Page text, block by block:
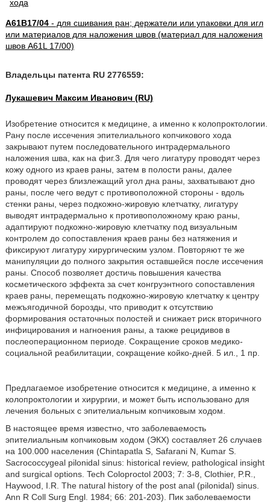
A61B17/04- для сшивания ран; держатели или упаковки для игл
или материалов для наложения швов (материал для наложения
швов A61L 17/00)
Владельцы патента RU 2776559:
Лукашевич Максим Иванович (RU)
Изобретение относится к медицине, а именно к колопроктологии.
Рану после иссечения эпителиального копчикового хода
закрывают путем последовательного интрадермального
наложения шва, как на фиг.3. Для чего лигатуру проводят через
кожу одного из краев раны, затем в полости раны, далее
проводят через близлежащий угол дна раны, захватывают дно
раны, после чего ведут с противоположной стороны - вдоль
стенки раны, через подкожно-жировую клетчатку, лигатуру
выводят интрадермально к противоположному краю раны,
адаптируют подкожно-жировую клетчатку под визуальным
контролем до сопоставления краев раны без натяжения и
фиксируют лигатуру хирургическим узлом. Повторяют те же
манипуляции до полного закрытия оставшейся после иссечения
раны. Способ позволяет достичь повышения качества
косметического эффекта за счет конгруэнтного сопоставления
краев раны, перемещать подкожно-жировую клетчатку к центру
межъягодичной борозды, что приводит к отсутствию
формирования остаточных полостей и снижает риск вторичного
инфицирования и нагноения раны, а также рецидивов в
послеоперационном периоде. Сокращение сроков медико-
социальной реабилитации, сокращение койко-дней. 5 ил., 1 пр.
Предлагаемое изобретение относится к медицине, а именно к
колопроктологии и хирургии, и может быть использовано для
лечения больных с эпителиальным копчиковым ходом.
В настоящее время известно, что заболеваемость
эпителиальным копчиковым ходом (ЭКХ) составляет 26 случаев
на 100.000 населения (Chintapatla S, Safarani N, Kumar S.
Sacrococcygeal pilonidal sinus: historical review, pathological insight
and surgical options. Tech Coloproctol 2003; 7: 3-8, Clothier, P.R.,
Haywood, I.R. The natural history of the post anal (pilonidal) sinus.
Ann R Coll Surg Engl. 1984; 66: 201-203). Пик заболеваемости